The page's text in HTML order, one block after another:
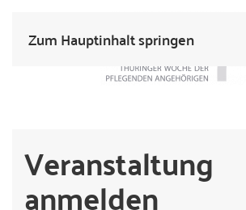
Zum Hauptinhalt springen
Veranstaltung
anmelden